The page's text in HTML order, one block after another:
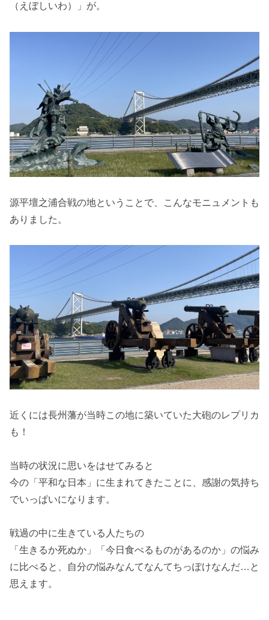
（えぼしいわ）」が。
源平壇之浦合戦の地ということで、こんなモニュメントも
ありました。
近くには長州藩が当時この地に築いていた大砲のレプリカ
も！
当時の状況に思いをはせてみると
今の「平和な日本」に生まれてきたことに、感謝の気持ち
でいっぱいになります。
戦過の中に生きている人たちの
「生きるか死ぬか」「今日食べるものがあるのか」の悩み
に比べると、自分の悩みなんてなんてちっぽけなんだ…と
思えます。